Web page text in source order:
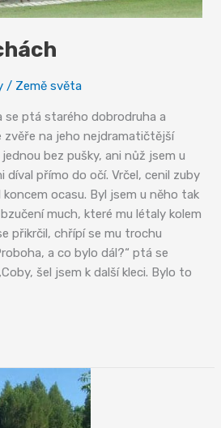
/ Země světa
se ptá starého dobrodruha a
zvěře na jeho nejdramatičtější
bez pušky, ani nůž jsem u
díval přímo do očí. Vrčel, cenil zuby
ocasu. Byl jsem u něho tak
much, které mu létaly kolem
přikrčil, chřípí se mu trochu
a co bylo dál?“ ptá se
šel jsem k další kleci. Bylo to